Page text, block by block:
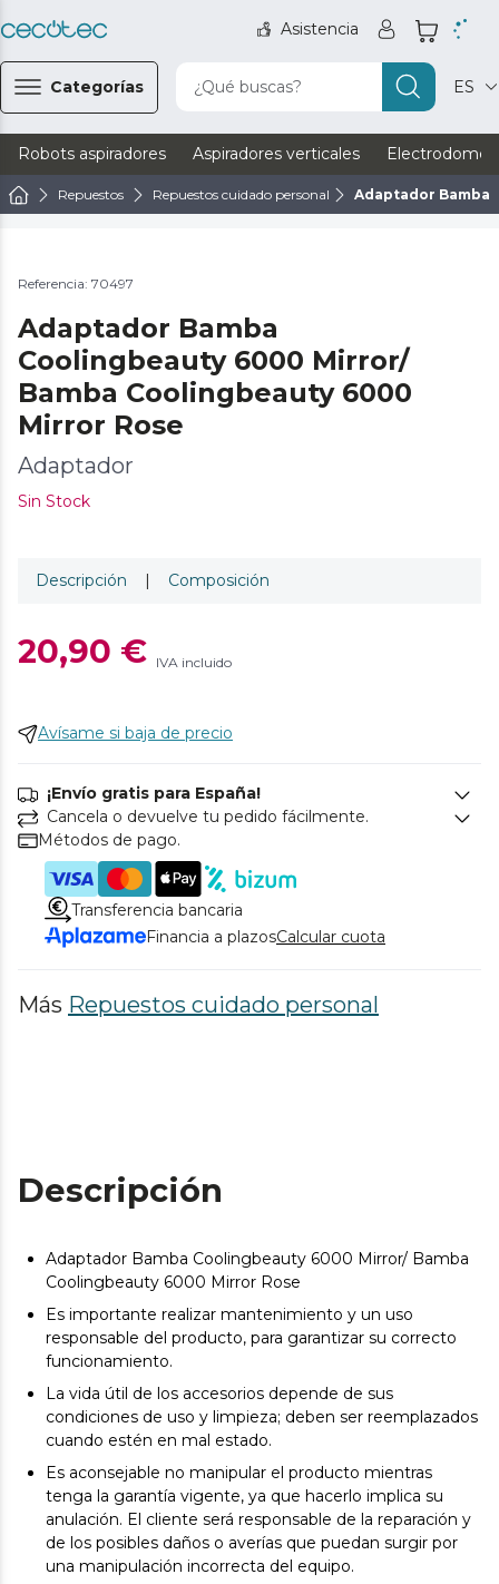
Asistencia
Categorías ¿Qué buscas? ES
Robots aspiradores Aspiradores verticales
Repuestos Repuestos cuidado personal Adaptador Bamba
Referencia: 70497
Adaptador Bamba
Coolingbeauty 6000 Mirror/
Bamba Coolingbeauty 6000
Mirror Rose
Adaptador
Sin Stock
Descripción | Composición
20,90 € IVA incluido
Avísame si baja de precio
¡Envío gratis para España!
Cancela o devuelve tu pedido fácilmente.
Métodos de pago.
Transferencia bancaria
Financia a plazosCalcular cuota
Más Repuestos cuidado personal
Descripción
Adaptador Bamba Coolingbeauty 6000 Mirror/ Bamba
Coolingbeauty 6000 Mirror Rose
Es importante realizar mantenimiento y un uso
responsable del producto, para garantizar su correcto
funcionamiento.
La vida útil de los accesorios depende de sus
condiciones de uso y limpieza; deben ser reemplazados
cuando estén en mal estado.
Es aconsejable no manipular el producto mientras
tenga la garantía vigente, ya que hacerlo implica su
anulación. El cliente será responsable de la reparación y
de los posibles daños o averías que puedan surgir por
una manipulación incorrecta del equipo.